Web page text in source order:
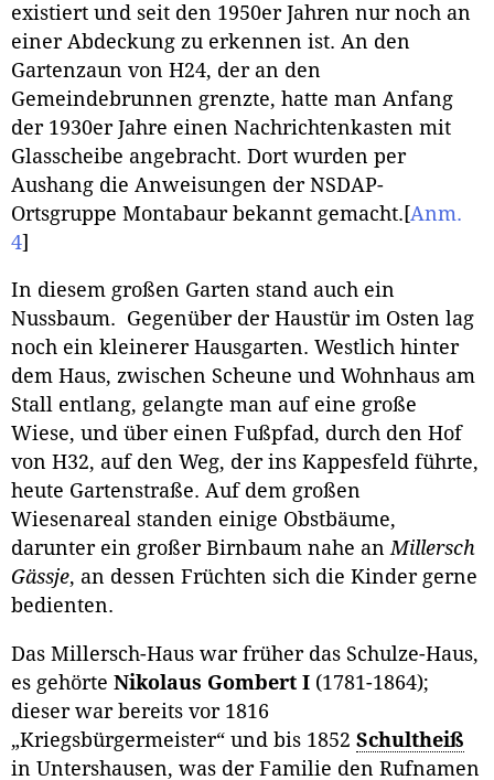
existiert und seit den 1950er Jahren nur noch an
einer Abdeckung zu erkennen ist. An den
Gartenzaun von H24, der an den
Gemeindebrunnen grenzte, hatte man Anfang
der 1930er Jahre einen Nachrichtenkasten mit
Glasscheibe angebracht. Dort wurden per
Aushang die Anweisungen der NSDAP-
Ortsgruppe Montabaur bekannt gemacht. [Anm.
4]
In diesem großen Garten stand auch ein
Nussbaum. Gegenüber der Haustür im Osten lag
noch ein kleinerer Hausgarten. Westlich hinter
dem Haus, zwischen Scheune und Wohnhaus am
Stall entlang, gelangte man auf eine große
Wiese, und über einen Fußpfad, durch den Hof
von H32, auf den Weg, der ins Kappesfeld führte,
heute Gartenstraße. Auf dem großen
Wiesenareal standen einige Obstbäume,
darunter ein großer Birnbaum nahe anMillersch
Gässje, an dessen Früchten sich die Kinder gerne
bedienten.
Das Millersch-Haus war früher das Schulze-Haus,
es gehörte Nikolaus Gombert I (1781-1864);
dieser war bereits vor 1816
„Kriegsbürgermeister“ und bis 1852 Schultheiß
in Untershausen, was der Familie den Rufnamen